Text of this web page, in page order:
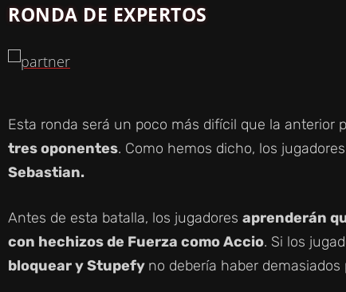
RONDA DE EXPERTOS
Esta ronda será un poco más difícil que la anterior
tres oponentes. Como hemos dicho, los jugadores
Sebastian.
Antes de esta batalla, los jugadores aprenderán
con hechizos de Fuerza como Accio. Si los
bloquear y Stupefy no debería haber